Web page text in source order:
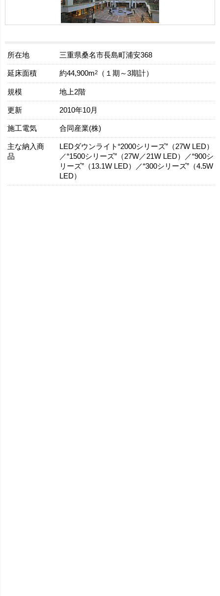
所在地 三重県桑名市長島町浦安368
延床面積 約44,900m2（１期～3期計）
規模 地上2階
更新 2010年10月
施工電気 合同産業(株)
主な納入商
品
LEDダウンライト“2000シリーズ”（27W LED）
／“1500シリーズ”（27W／21W LED）／“900シ
リーズ”（13.1W LED）／“300シリーズ”（4.5W
LED）